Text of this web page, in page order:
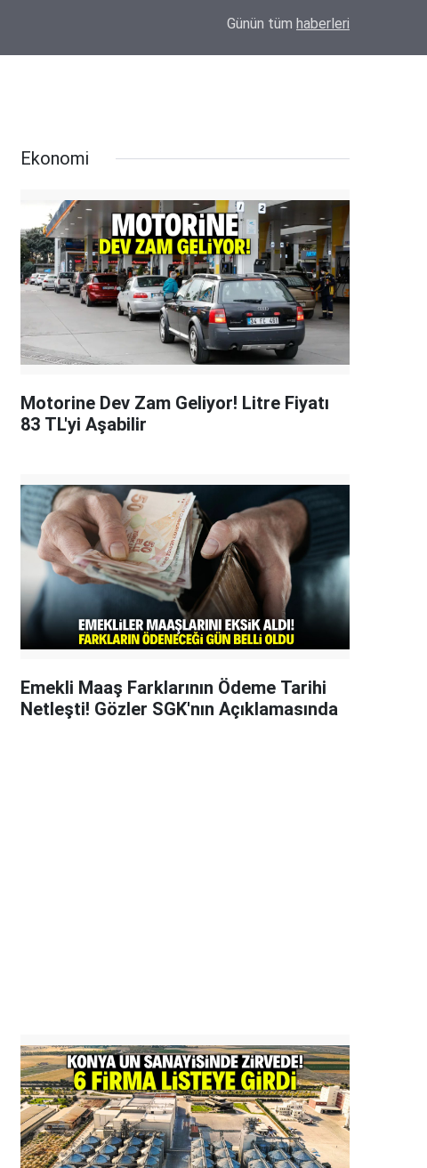
Foto Mercan’ın sahibi Muammer Mercan
Günün tüm haberleri
Ekonomi
Motorine Dev Zam Geliyor! Litre Fiyatı
83 TL'yi Aşabilir
Emekli Maaş Farklarının Ödeme Tarihi
Netleşti! Gözler SGK'nın Açıklamasında